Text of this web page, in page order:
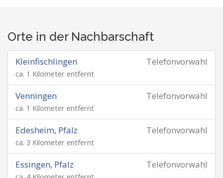
Orte in der Nachbarschaft
Telefonvorwahl
Kleinfischlingen
ca. 1 Kilometer entfernt
Telefonvorwahl
Venningen
ca. 1 Kilometer entfernt
Telefonvorwahl
Edesheim, Pfalz
ca. 3 Kilometer entfernt
Telefonvorwahl
Essingen, Pfalz